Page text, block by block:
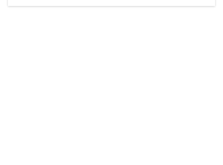
Der Weinbau dominert heute nicht mehr, ist aber integrativer